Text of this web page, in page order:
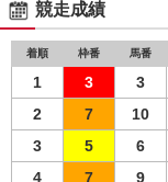
競走成績
着順 枠番 馬番
1 3 3
2
7 10
3
5 6
4
7 9